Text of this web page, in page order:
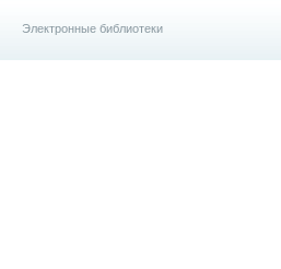
Электронные библиотеки